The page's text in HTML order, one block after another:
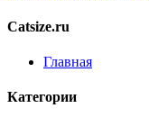
Catsize.ru
Главная
Категории